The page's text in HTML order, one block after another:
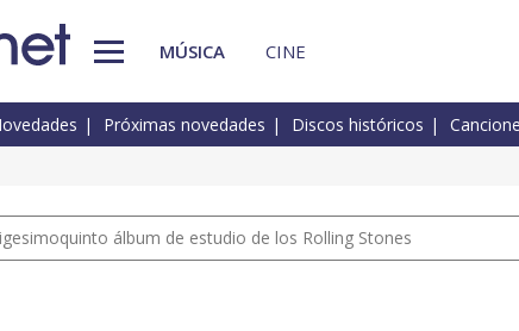
MÚSICA CINE
Próximas novedades Discos históricos
álbum de estudio de los Rolling Stones